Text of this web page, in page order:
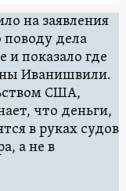
на заявления
дела
и показало где
Иванишвили.
США,
что деньги,
в руках судов
а не в